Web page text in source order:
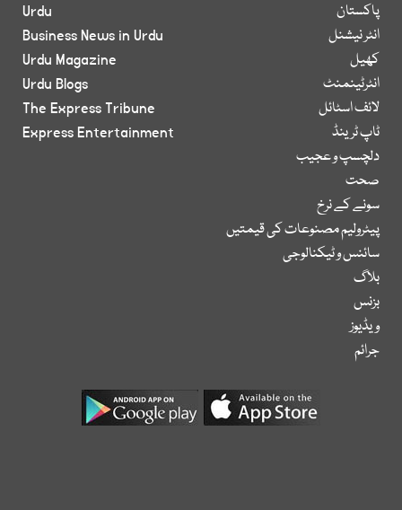
پاکستان
انٹر نیشنل
کھیل
انٹرٹینمنٹ
لائف اسٹائل
ٹاپ ٹرینڈ
دلچسپ و عجیب
صحت
سونے کے نرخ
پیٹرولیم مصنوعات کی قیمتیں
سائنس و ٹیکنالوجی
بلاگ
بزنس
ویڈیوز
جرائم
Urdu
Business News in Urdu
Urdu Magazine
Urdu Blogs
The Express Tribune
Express Entertainment